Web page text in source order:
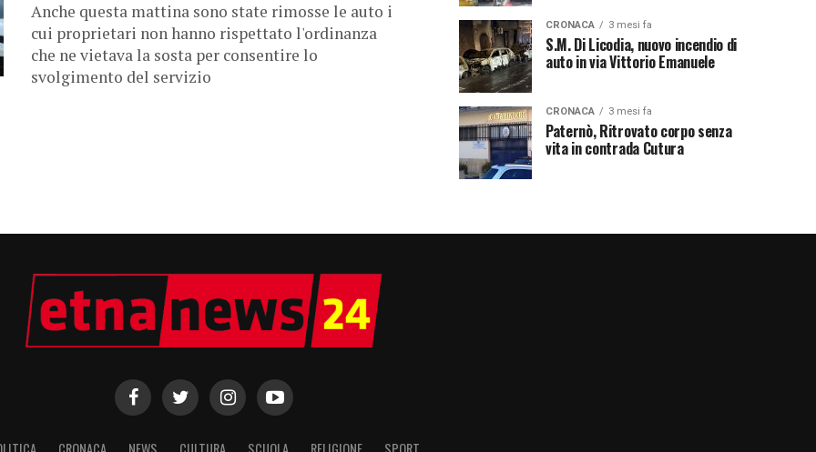
Anche questa mattina sono state rimosse le auto i
cui proprietari non hanno rispettato l'ordinanza
che ne vietava la sosta per consentire lo
svolgimento del servizio
CRONACA 3 mesi fa
S.M. Di Licodia, nuovo incendio di
auto in via Vittorio Emanuele
CRONACA 3 mesi fa
Paternò, Ritrovato corpo senza
vita in contrada Cutura